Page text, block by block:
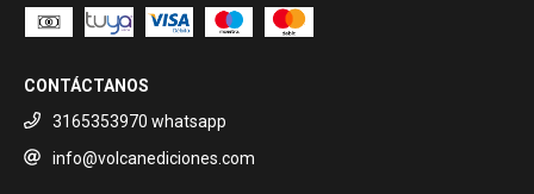
CONTÁCTANOS
3165353970 whatsapp
info@volcanediciones.com